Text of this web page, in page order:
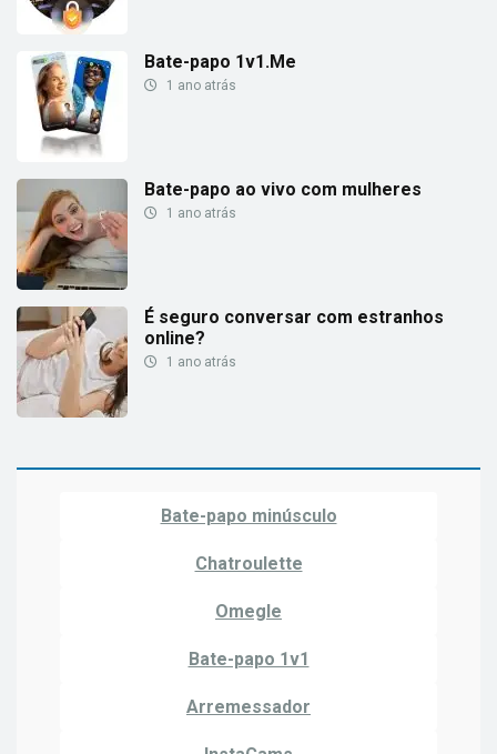
Bate-papo 1v1.Me
1 ano atrás
Bate-papo ao vivo com mulheres
1 ano atrás
É seguro conversar com estranhos
online?
1 ano atrás
Bate-papo minúsculo
Chatroulette
Omegle
Bate-papo 1v1
Arremessador